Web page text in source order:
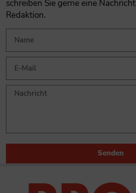
schreiben Sie gerne eine
Redaktion.
Senden